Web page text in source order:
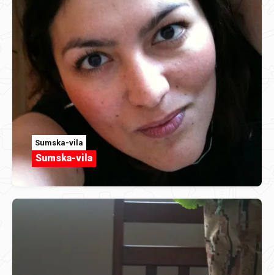
Sumska-vila
Sumska-vila